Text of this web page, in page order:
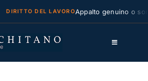
DIRITTO DEL LAVOROAppalto genuino o
Toggle